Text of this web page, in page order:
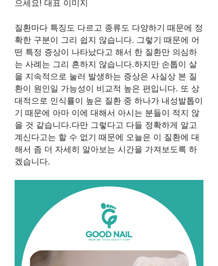
질환마다 특징도 다르고 종류도 다양하기 때문에 정
확한 구분이 그리 쉽지 않습니다. 그렇기 때문에 어
떤 특정 증상이 나타났다고 해서 한 질환만 의심하
는 사례는 그리 흔하지 않습니다.하지만 손톱이 살
을 지속적으로 눌러 발생하는 증상은 사실상 본 질
환이 원인일 가능성이 비교적 높은 편입니다. 또 상
대적으로 인식률이 높은 질환 중 하나가 내성발톱이
기 때문에 아마 이에 대해서 아시는 분들이 적지 않
을 것 같습니다.다만 그렇다고 다들 정확하게 알고
계신다고는 할 수 없기 때문에 오늘은 이 질환에 대
해서 좀 더 자세히 알아보는 시간을 가져보도록 하
겠습니다.